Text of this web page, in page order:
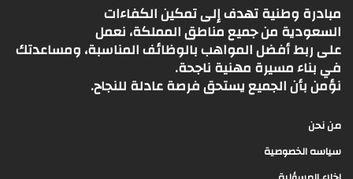
مبادرة وطنية تهدف إلى تمكين الكفاءات
السعودية من جميع مناطق المملكة، نعمل
على ربط أفضل المواهب بالوظائف المناسبة، ومساعدتك
في بناء مسيرة مهنية ناجحة.
نؤمن بأن الجميع يستحق فرصة عادلة للنجاح.
من نحن
سياسه الخصوصية